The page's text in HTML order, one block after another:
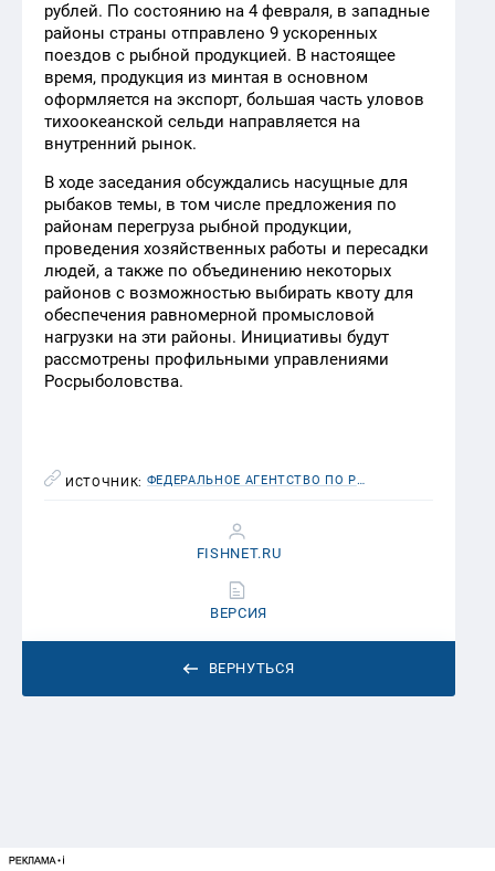
рублей. По состоянию на 4 февраля, в западные
районы страны отправлено 9 ускоренных
поездов с рыбной продукцией. В настоящее
время, продукция из минтая в основном
оформляется на экспорт, большая часть уловов
тихоокеанской сельди направляется на
внутренний рынок.
В ходе заседания обсуждались насущные для
рыбаков темы, в том числе предложения по
районам перегруза рыбной продукции,
проведения хозяйственных работы и пересадки
людей, а также по объединению некоторых
районов с возможностью выбирать квоту для
обеспечения равномерной промысловой
нагрузки на эти районы. Инициативы будут
рассмотрены профильными управлениями
Росрыболовства.
ИСТОЧНИК: ФЕДЕРАЛЬНОЕ АГЕНТСТВО ПО РЫБОЛОВСТВУ (РОСРЫБОЛОВСТВО)
ВЕРНУТЬСЯ
FISHNET.RU
ВЕРСИЯ